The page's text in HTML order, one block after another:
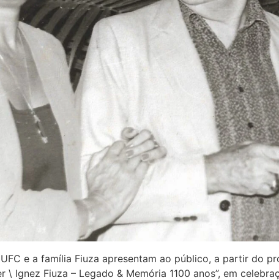
e a família Fiuza apresentam ao público, a partir do
\ Ignez Fiuza – Legado & Memória 1100 anos”, em